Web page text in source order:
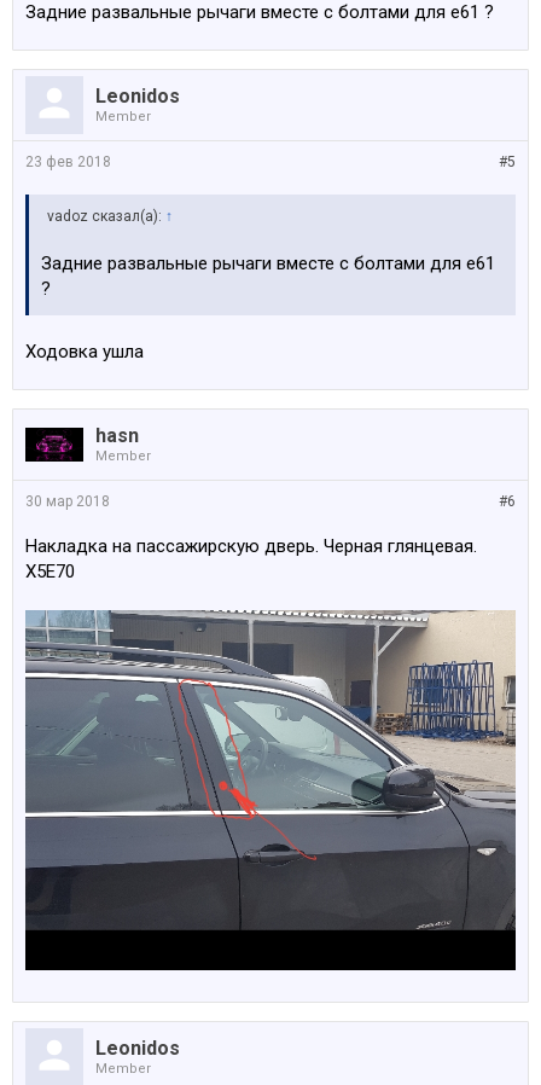
Задние развальные рычаги вместе с болтами для е61 ?
Leonidos
Member
#5
23 фев 2018
vadoz сказал(а): ↑
Задние развальные рычаги вместе с болтами для е61
?
Ходовка ушла
hasn
Member
#6
30 мар 2018
Накладка на пассажирскую дверь. Черная глянцевая.
Х5Е70
Leonidos
Member